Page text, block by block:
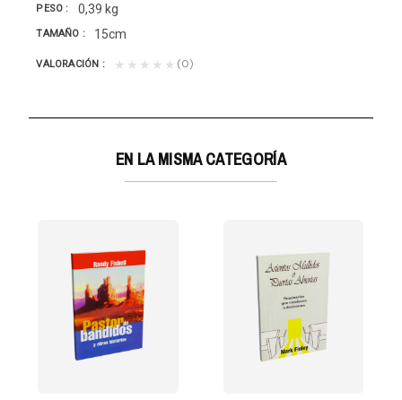
PESO 0,39 kg
TAMAÑO 15cm
VALORACIÓN ★★★★★ (0)
EN LA MISMA CATEGORÍA
preparado...
a Jehová porque había oído sus súplicas. Y si...